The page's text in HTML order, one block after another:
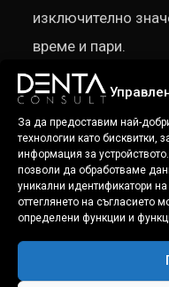
За да предоставим най-
технологии като
информация за
позволи да обработваме
уникални идентификатори
оттеглянето на съгласието
определени функции и
изключително
време и пари.
Центровете,
ДЕНТАЛЕН
международно
тези протоколи
шаблон, който
най-добрият за
„Фабриките за